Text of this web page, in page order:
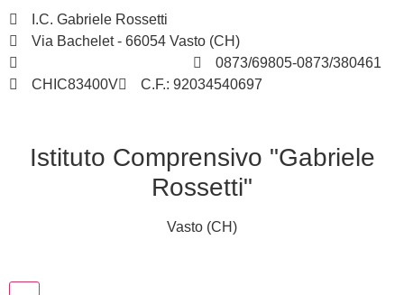
I.C. Gabriele Rossetti
Via Bachelet - 66054 Vasto (CH)
0873/69805-0873/380461
CHIC83400V
C.F.: 92034540697
Istituto Comprensivo "Gabriele
Rossetti"
Vasto (CH)